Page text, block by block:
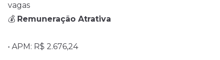
vagas
💰 Remuneração Atrativa
• APM: R$ 2.676,24